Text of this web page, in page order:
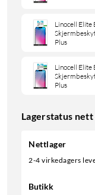
Linocell Elite
Plus
Linocell
Plus
Lagerstatus
Nettlager
2-4 virkedagers
Butikk